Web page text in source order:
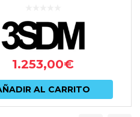
1.253,00€
AL CARRITO